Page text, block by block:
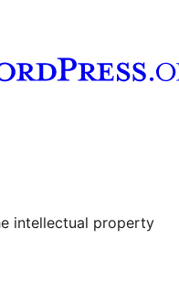
intellectual property